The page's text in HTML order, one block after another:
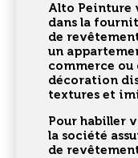
Alto Peinture
dans la
de
un
commerce ou
décoration
textures et
Pour habiller
la société
de